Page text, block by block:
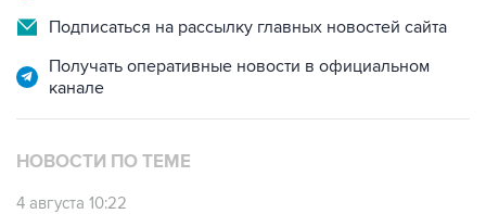
Подписаться на рассылку главных новостей сайта
Получать оперативные новости в официальном
канале
НОВОСТИ ПО ТЕМЕ
4 августа 10:22